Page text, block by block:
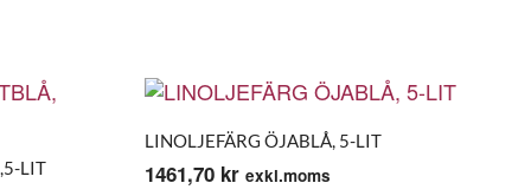
LIT
LINOLJEFÄRG ÖJABLÅ, 5-LIT
1461,70 kr exkl.moms